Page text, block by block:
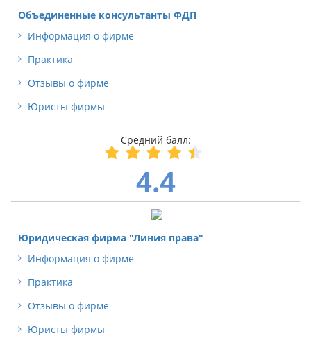
Объединенные консультанты ФДП
Информация о фирме
Практика
Отзывы о фирме
Юристы фирмы
4.4
Юридическая фирма "Линия права"
Информация о фирме
Практика
Отзывы о фирме
Юристы фирмы